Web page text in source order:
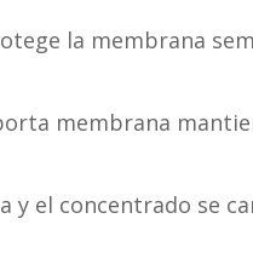
la membrana
membrana
y el concentrado se